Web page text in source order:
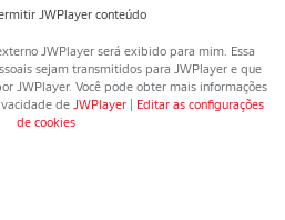
JWPlayerconteúdo
JWPlayerserá exibido para mim. Essa
sejam transmitidos para JWPlayere que
JWPlayer. Você pode obter mais informações
de JWPlayer
Editar as configurações
de cookies